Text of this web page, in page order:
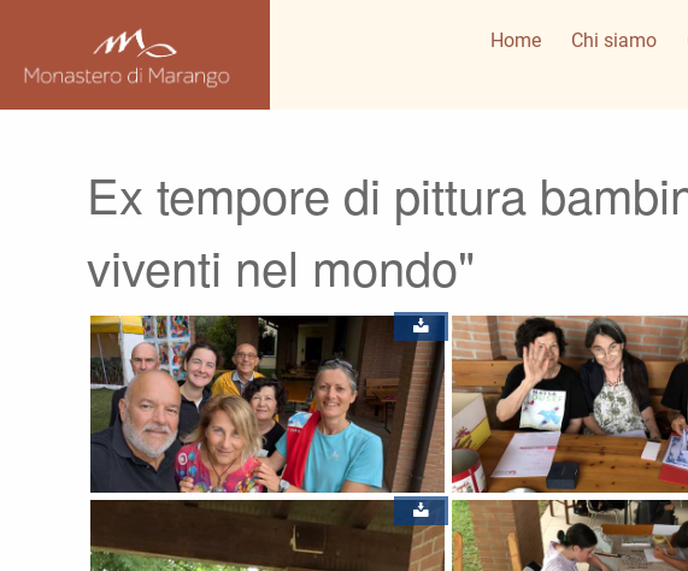
Home Chi siamo
Ex tempore di pittura
viventi nel mondo"